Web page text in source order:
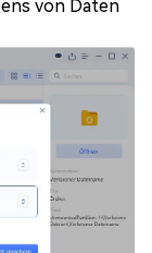
von Daten